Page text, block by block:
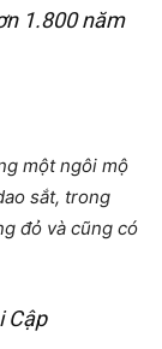
1.800 năm
một ngôi mộ
sắt, trong
đỏ và cũng có
Cập